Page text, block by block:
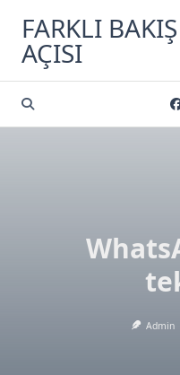
content
FARKLI BAKIŞ
AÇISI
Admin